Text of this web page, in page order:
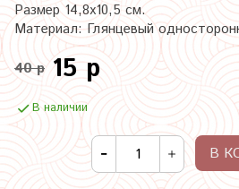
Размер 14,8х10,5 см.
Материал: Глянцевый
40 р 15 р
В наличии
В